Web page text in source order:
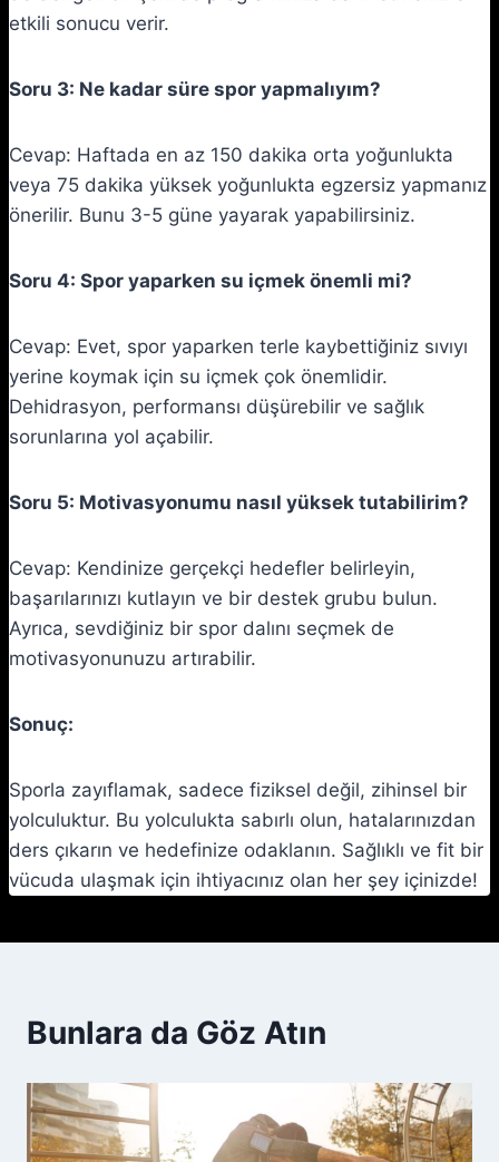
etkili sonucu verir.
Soru 3: Ne kadar süre spor yapmalıyım?
Cevap: Haftada en az 150 dakika orta yoğunlukta
veya 75 dakika yüksek yoğunlukta egzersiz yapmanız
önerilir. Bunu 3-5 güne yayarak yapabilirsiniz.
Soru 4: Spor yaparken su içmek önemli mi?
Cevap: Evet, spor yaparken terle kaybettiğiniz sıvıyı
yerine koymak için su içmek çok önemlidir.
Dehidrasyon, performansı düşürebilir ve sağlık
sorunlarına yol açabilir.
Soru 5: Motivasyonumu nasıl yüksek tutabilirim?
Cevap: Kendinize gerçekçi hedefler belirleyin,
başarılarınızı kutlayın ve bir destek grubu bulun.
Ayrıca, sevdiğiniz bir spor dalını seçmek de
motivasyonunuzu artırabilir.
Sonuç:
Sporla zayıflamak, sadece fiziksel değil, zihinsel bir
yolculuktur. Bu yolculukta sabırlı olun, hatalarınızdan
ders çıkarın ve hedefinize odaklanın. Sağlıklı ve fit bir
vücuda ulaşmak için ihtiyacınız olan her şey içinizde!
Bunlara da Göz Atın